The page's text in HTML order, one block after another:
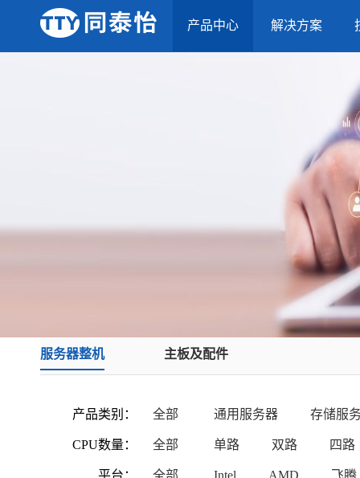
产品中心 解决方案
服务器整机 主板及配件
产品类别：
CPU数量：
平台：
全部 通用服务器 存储服
全部 单路 双路 四路
全部 Intel AMD 飞腾